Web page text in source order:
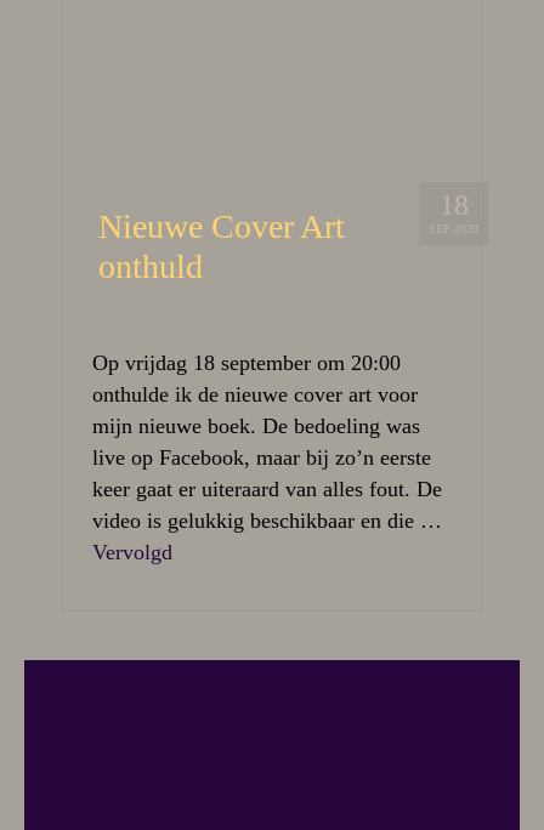
18
SEP 2020
Nieuwe Cover Art
onthuld
Op vrijdag 18 september om 20:00
onthulde ik de nieuwe cover art voor
mijn nieuwe boek. De bedoeling was
live op Facebook, maar bij zo’n eerste
keer gaat er uiteraard van alles fout. De
video is gelukkig beschikbaar en die …
Vervolgd